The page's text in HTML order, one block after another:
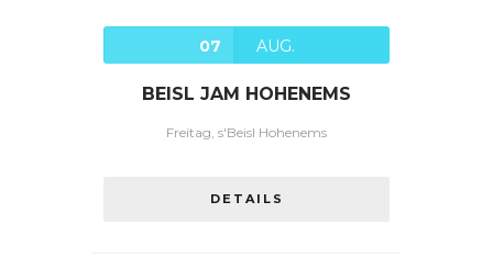
07 AUG.
BEISL JAM HOHENEMS
Freitag, s'Beisl Hohenems
DETAILS